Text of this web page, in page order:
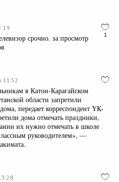
1
срочно. за просмотр
11:52
в Катон-Карагайском
области запретили
передает корреспондент YK-
дома отмечать праздники,
их нужно отмечать в школе
руководителем», —